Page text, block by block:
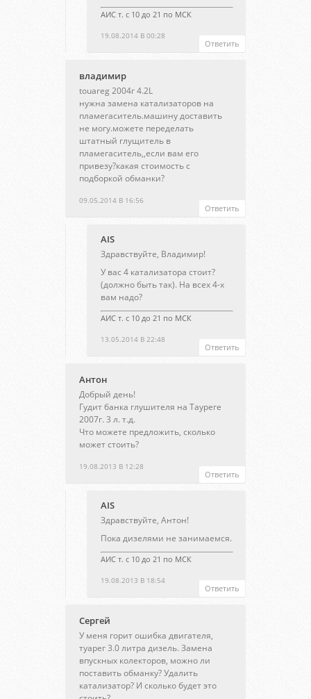
19.08.2014 В 00:28
АИС т. с 10 до 21 по МСК
Ответить
владимир
09.05.2014 В 16:56
touareg 2004г 4.2L
нужна замена катализаторов на
пламегаситель.машину доставить
не могу.можете переделать
штатный глущитель в
пламегаситель,,если вам его
привезу?какая стоимость с
подборкой обманки?
Ответить
AIS
13.05.2014 В 22:48
Здравствуйте, Владимир!
У вас 4 катализатора стоит?
(должно быть так). На всех 4-х
вам надо?
АИС т. с 10 до 21 по МСК
Ответить
Антон
19.08.2013 В 12:28
Добрый день!
Гудит банка глушителя на Тауреге
2007г. 3 л. т.д.
Что можете предложить, сколько
может стоить?
Ответить
AIS
19.08.2013 В 18:54
Здравствуйте, Антон!
Пока дизелями не занимаемся.
АИС т. с 10 до 21 по МСК
Ответить
Сергей
У меня горит ошибка двигателя,
туарег 3.0 литра дизель. Замена
впускных колекторов, можно ли
поставить обманку? Удалить
катализатор? И сколько будет это